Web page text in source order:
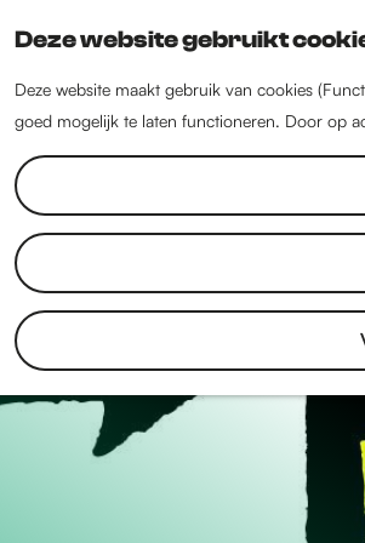
Deze website gebruikt
Deze website maakt gebruik van cookies
goed mogelijk te laten functioneren. Door op